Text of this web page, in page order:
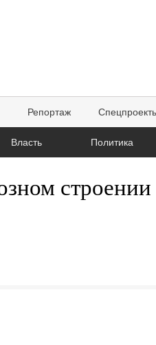
Репортаж
Власть Политика